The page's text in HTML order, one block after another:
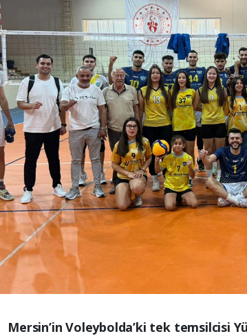
Mersin’in Voleybolda’ki tek temsilcisi